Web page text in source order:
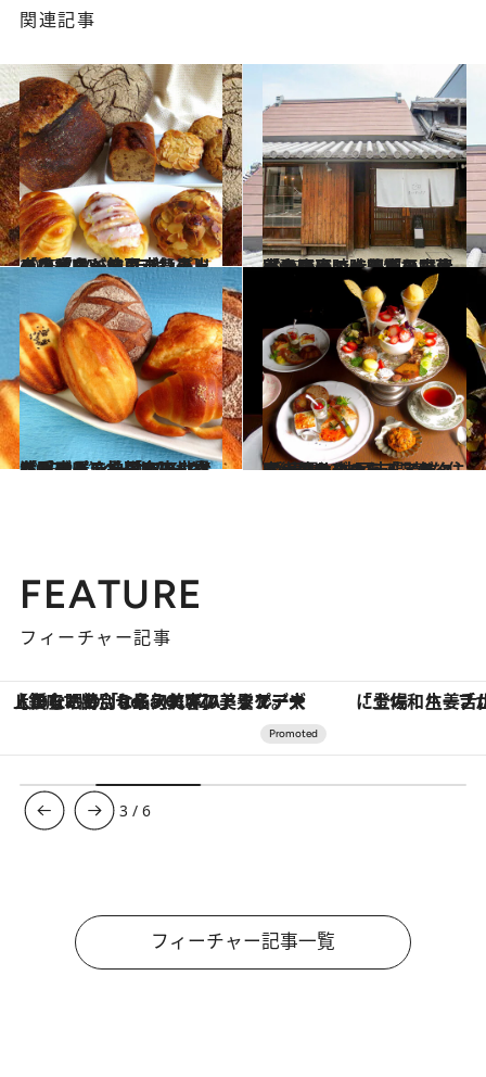
関連記事
2025.7.13
［兵庫県・神戸市舞子］インドネシア・バリ島出身の店主が作るシンプル、ヘルシー、デリシャスなサワードウブレッドの店「RAGI（ラギ）」
グルメ 2025.6.8
［大阪府・大阪市平野区］江戸時代後期の古民家カフェで、上質なお菓子をほっこり味わう、大人なおやつ時間「あひる菓子店」
グルメ
2025.5.11
［兵庫県・神戸市］世界各国のパンを揃える、台湾人ブーランジェの小さなパン屋さん「BAKERY K-PORT（ベーカリーケイポート）長田本店」
グルメ 2025.4.13
[兵庫県・神戸市]閑静な住宅街のサロン・ド・テで、華やぎのあるアフタヌーンティーを「アヴィニョンのりゅう」
グルメ
FEATURE
フィーチャー記事
「土佐和ハーブかき氷」がOMO7高知に登場！生姜、山椒、大葉など目にも舌にも涼を呼ぶ郷土の味 【夏限定ディナーコース】旬を
3 /6
フィーチャー記事一覧